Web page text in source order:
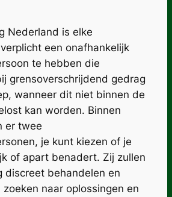
Nederland is elke
een onafhankelijk
te hebben die
grensoverschrijdend gedrag
wanneer dit niet binnen de
kan worden. Binnen
er twee
je kunt kiezen of je
of apart benadert. Zij zullen
discreet behandelen en
naar oplossingen en